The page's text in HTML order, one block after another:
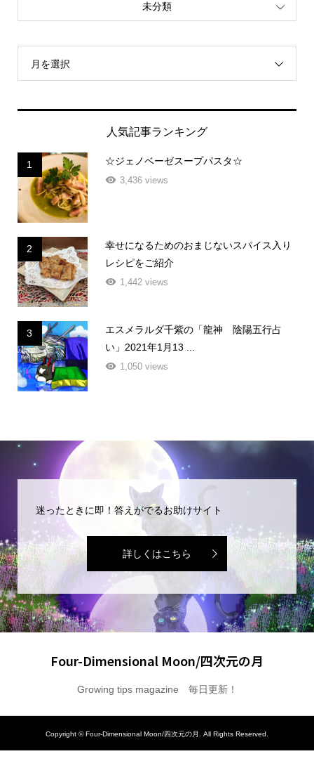
未分類
月を選択
人気記事ランキング
1 ☆ジェノベーゼスープパスタ☆
3,436 views
2
幸せになるためのおまじないスパイス入り
レシピをご紹介
1,442 views
3
エスメラルダ千紫の「龍神 陰陽五行占
い」2021年1月13 ...
1,050 views
迷ったときに即！答えがでるお助けサイト
詳しくはこちら
Four-Dimensional Moon/四次元の月
Growing tips magazine 毎日更新！
Copyright ©Four-Dimensional Moon/四次元の月. All Rights Reserved.